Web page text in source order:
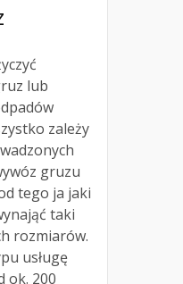
lub
zależy
gruzu
tego ja jaki
taki
rozmiarów.
usługę
ok. 200